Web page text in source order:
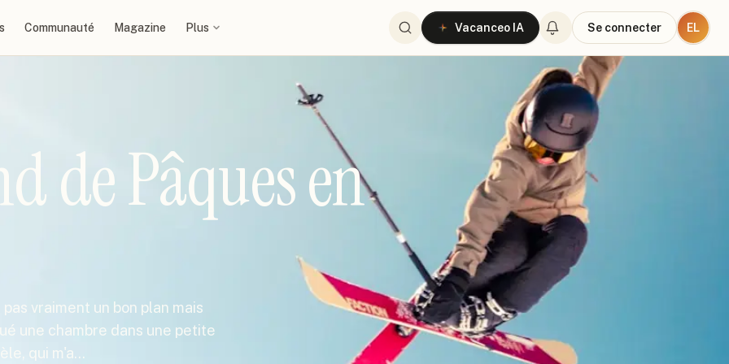
Communauté Magazine Plus Vacanceo IA Se connecter EL
de Pâques en
vraiment un bon plan mais
une chambre dans une petite
qui m'a…